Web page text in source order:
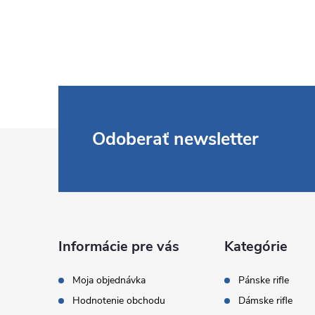
Odoberať newsletter
Informácie pre vás
Moja objednávka
Hodnotenie obchodu
Kategórie
Pánske rifle
Dámske rifle